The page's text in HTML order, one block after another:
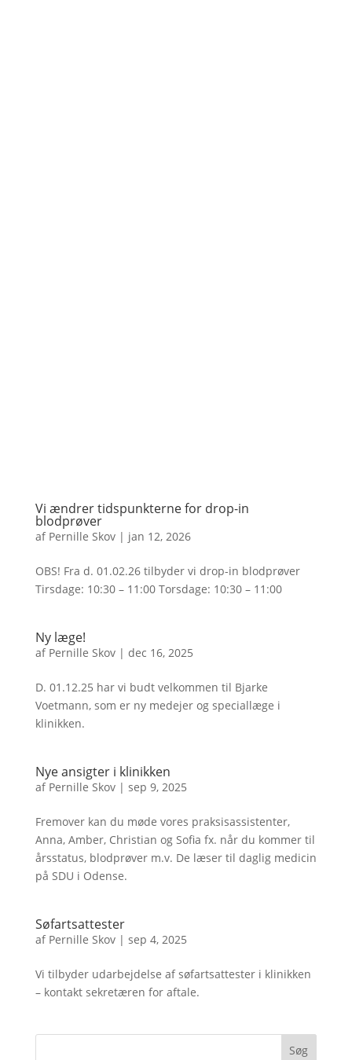
Vi ændrer tidspunkterne for drop-in
blodprøver
af Pernille Skov| jan 12, 2026
OBS! Fra d. 01.02.26 tilbyder vi drop-in blodprøver
Tirsdage: 10:30 – 11:00 Torsdage: 10:30 – 11:00
Ny læge!
af Pernille Skov| dec 16, 2025
D. 01.12.25 har vi budt velkommen til Bjarke
Voetmann, som er ny medejer og speciallæge i
klinikken.
Nye ansigter i klinikken
af Pernille Skov| sep 9, 2025
Fremover kan du møde vores praksisassistenter,
Anna, Amber, Christian og Sofia fx. når du kommer til
årsstatus, blodprøver m.v. De læser til daglig medicin
på SDU i Odense.
Søfartsattester
af Pernille Skov| sep 4, 2025
Vi tilbyder udarbejdelse af søfartsattester i klinikken
– kontakt sekretæren for aftale.